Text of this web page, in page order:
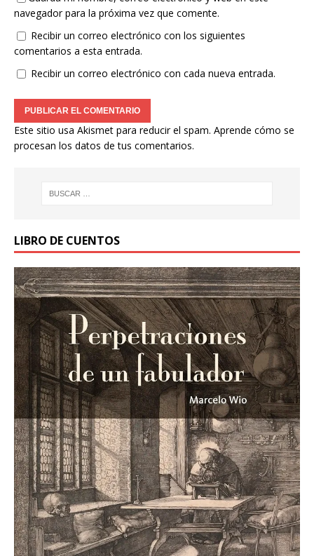
navegador para la próxima vez que comente.
Recibir un correo electrónico con los siguientes
comentarios a esta entrada.
Recibir un correo electrónico con cada nueva entrada.
Este sitio usa Akismet para reducir el spam. Aprende cómo se
procesan los datos de tus comentarios.
LIBRO DE CUENTOS